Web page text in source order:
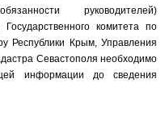
руководителей)
комитета по
Республики Крым, Управления
Севастополя необходимо
информации до сведения